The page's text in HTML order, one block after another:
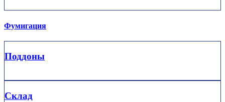
Фумигация
Поддоны
Склад